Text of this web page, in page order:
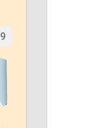
Очистители и
Измельчители